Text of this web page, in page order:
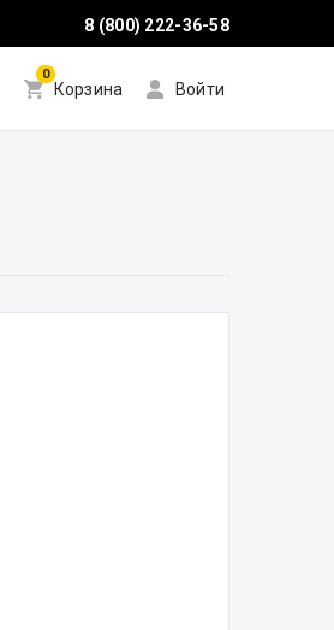
8 (800) 222-36-58
0
Корзина Войти